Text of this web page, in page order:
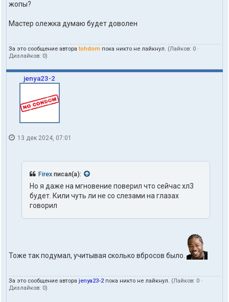
ы
л
о
o
o
m
жопы?
Мастер олежка думаю будет доволен
За это сообщение автораtohdom пока никто не лайкнул. (Лайков: 0 ·
Дизлайков: 0)
jenya23-2
13 дек 2024, 07:01
Firex писал(а):
Но я даже на мгновение поверил что сейчас хл3
будет. Кили чуть ли не со слезами на глазах
говорил
Тоже так подумал, учитывая сколько вбросов было.
За это сообщение автора jenya23-2 пока никто не лайкнул. (Лайков: 0 ·
Дизлайков: 0)